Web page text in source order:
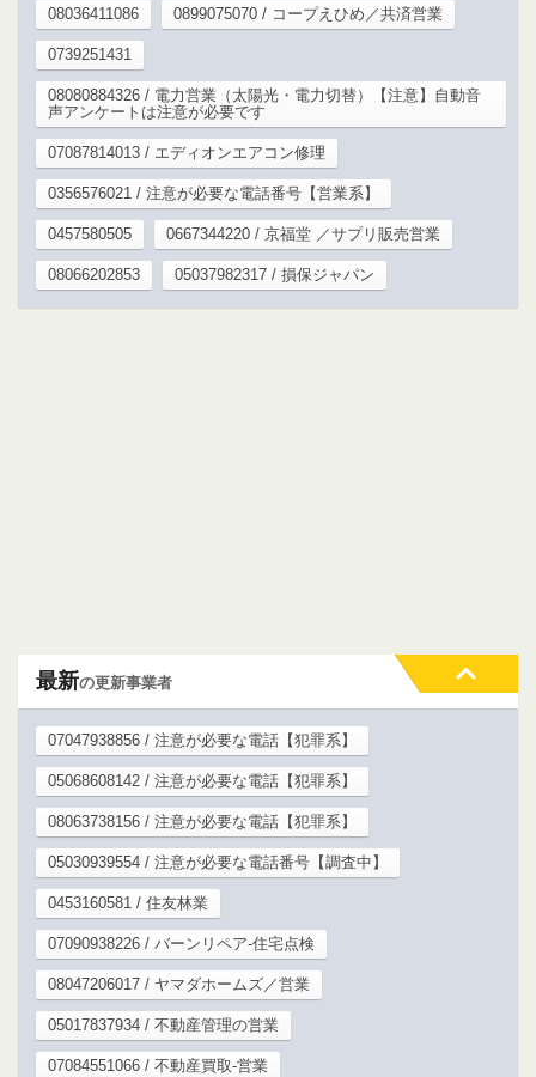
08036411086 0899075070 / コープえひめ／共済営業
0739251431
08080884326 / 電力営業（太陽光・電力切替）【注意】自動音
声アンケートは注意が必要です
07087814013 / エディオンエアコン修理
0356576021 / 注意が必要な電話番号【営業系】
0457580505 0667344220 / 京福堂 ／サプリ販売営業
08066202853 05037982317 / 損保ジャパン
最新の更新事業者
07047938856 / 注意が必要な電話【犯罪系】
05068608142 / 注意が必要な電話【犯罪系】
08063738156 / 注意が必要な電話【犯罪系】
05030939554 / 注意が必要な電話番号【調査中】
0453160581 / 住友林業
07090938226 / バーンリペア-住宅点検
08047206017 / ヤマダホームズ／営業
05017837934 / 不動産管理の営業
07084551066 / 不動産買取-営業